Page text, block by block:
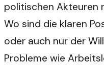
politischen Akteuren
Wo sind die klaren
oder auch nur der
Probleme wie